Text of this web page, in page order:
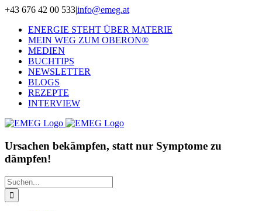
Zum
springen
+43 676 42 00 533|info@emeg.at
ENERGIE STEHT ÜBER MATERIE
MEIN WEG ZUM OBERON®
MEDIEN
BUCHTIPS
NEWSLETTER
BLOGS
REZEPTE
INTERVIEW
Ursachen bekämpfen, statt nur Symptome zu
dämpfen!
Suche
nach: